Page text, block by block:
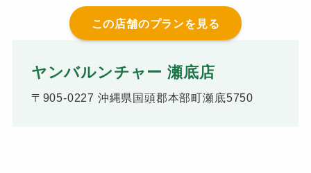
この店舗のプランを見る
ヤンバルンチャー 瀬底店
〒905-0227 沖縄県国頭郡本部町瀬底5750